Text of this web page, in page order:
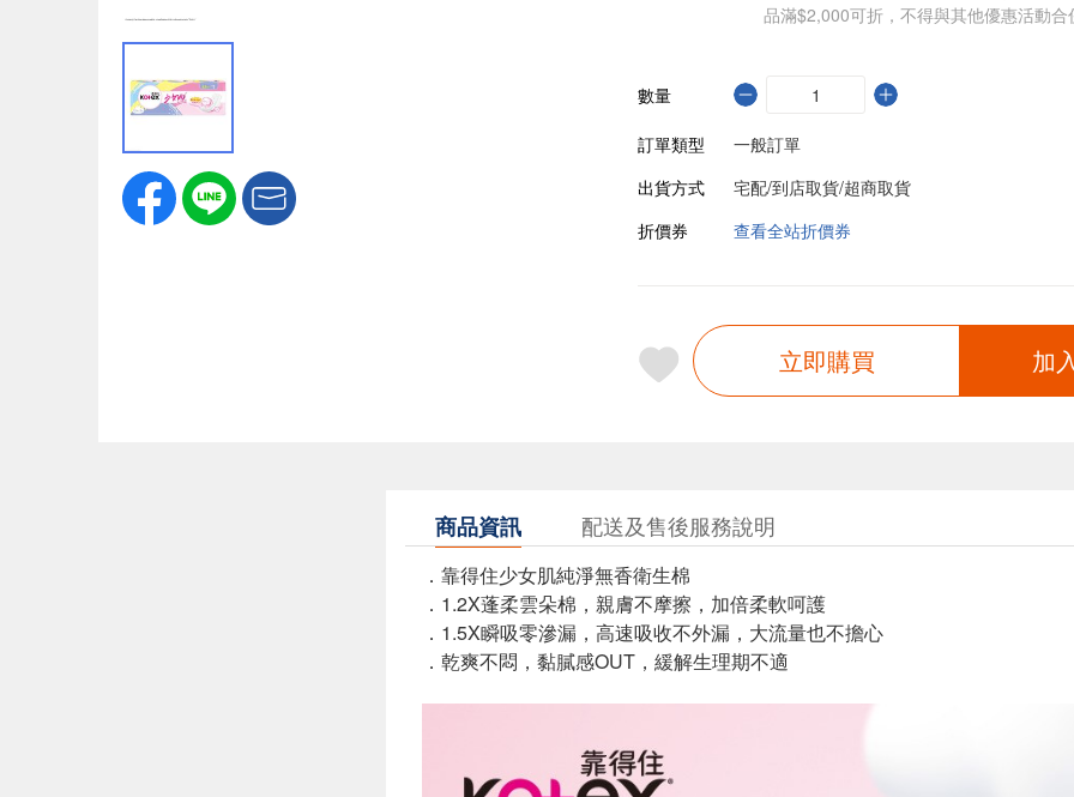
品滿$2,000可折，不得與其他優惠活動合
數量
訂單類型
一般訂單
出貨方式
宅配/到店取貨/超商取貨
折價券
查看全站折價券
立即購買 加
商品資訊 配送及售後服務說明
．靠得住少女肌純淨無香衛生棉
．1.2X蓬柔雲朵棉，親膚不摩擦，加倍柔軟呵護
．1.5X瞬吸零滲漏，高速吸收不外漏，大流量也不擔心
．乾爽不悶，黏膩感OUT，緩解生理期不適